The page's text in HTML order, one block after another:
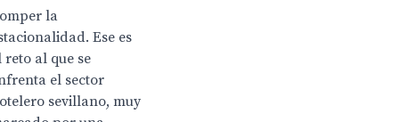
la
Ese es
reto al que se
el sector
sevillano, muy